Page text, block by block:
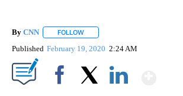
By CNN FOLLOW
Published February 19, 2020 2:24 AM